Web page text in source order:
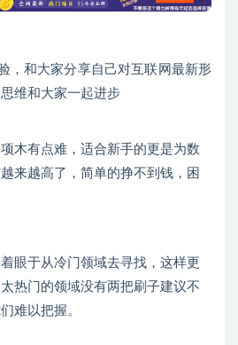
，和大家分享自己对互联网最新形
维和大家一起进步
木有点难，适合新手的更是为数
来越高了，简单的挣不到钱，困
眼于从冷门领域去寻找，这样更
热门的领域没有两把刷子建议不
难以把握。